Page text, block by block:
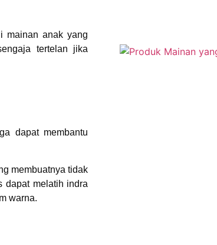
mainan anak yang
tertelan jika
dapat membantu
membuatnya tidak
dapat melatih indra
warna.